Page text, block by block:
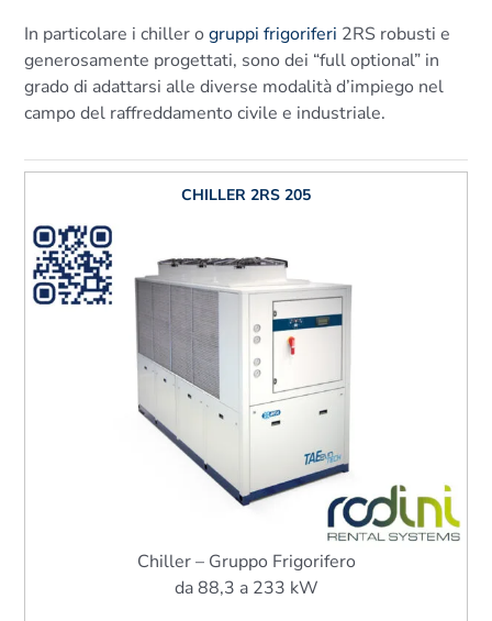
In particolare i chiller ogruppi frigoriferi 2RS robusti e
generosamente progettati, sono dei “full optional” in
grado di adattarsi alle diverse modalità d’impiego nel
campo del raffreddamento civile e industriale.
CHILLER 2RS 205
Chiller – Gruppo Frigorifero
da 88,3 a 233 kW